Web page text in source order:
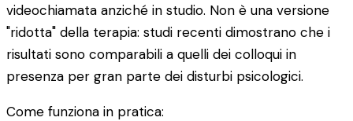
videochiamata anziché in studio. Non è una versione
"ridotta" della terapia: studi recenti dimostrano che i
risultati sono comparabili a quelli dei colloqui in
presenza per gran parte dei disturbi psicologici.
Come funziona in pratica: